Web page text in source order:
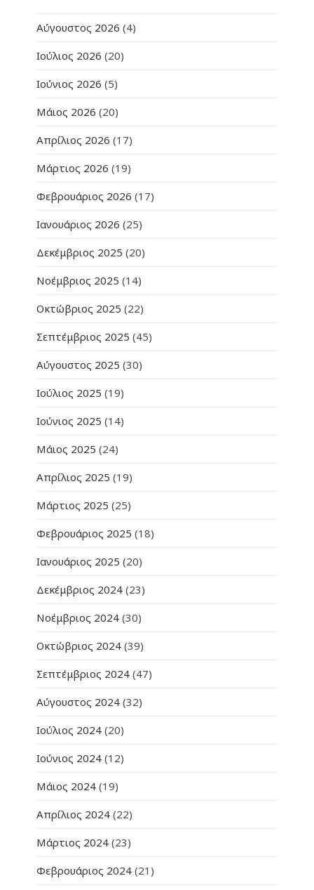
Αύγουστος 2026 (4)
Ιούλιος 2026 (20)
Ιούνιος 2026 (5)
Μάιος 2026 (20)
Απρίλιος 2026 (17)
Μάρτιος 2026 (19)
Φεβρουάριος 2026 (17)
Ιανουάριος 2026 (25)
Δεκέμβριος 2025 (20)
Νοέμβριος 2025 (14)
Οκτώβριος 2025 (22)
Σεπτέμβριος 2025 (45)
Αύγουστος 2025 (30)
Ιούλιος 2025 (19)
Ιούνιος 2025 (14)
Μάιος 2025 (24)
Απρίλιος 2025 (19)
Μάρτιος 2025 (25)
Φεβρουάριος 2025 (18)
Ιανουάριος 2025 (20)
Δεκέμβριος 2024 (23)
Νοέμβριος 2024 (30)
Οκτώβριος 2024 (39)
Σεπτέμβριος 2024 (47)
Αύγουστος 2024 (32)
Ιούλιος 2024 (20)
Ιούνιος 2024 (12)
Μάιος 2024 (19)
Απρίλιος 2024 (22)
Μάρτιος 2024 (23)
Φεβρουάριος 2024 (21)